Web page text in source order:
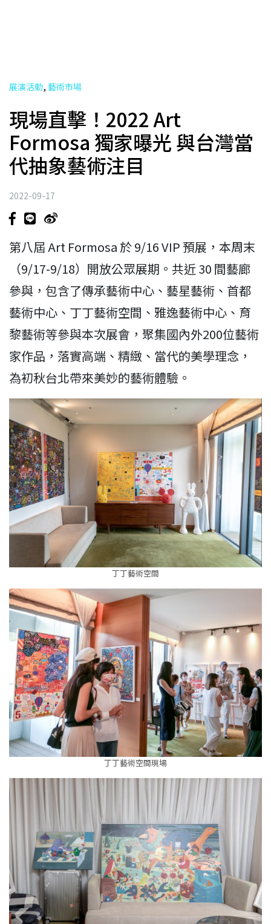
展演活動, 藝術市場
現場直擊！2022 Art
Formosa 獨家曝光 與台灣當
代抽象藝術注目
2022-09-17
第八屆 Art Formosa 於 9/16 VIP 預展，本周末
（9/17-9/18）開放公眾展期。共近 30 間藝廊
參與，包含了傳承藝術中心、藝星藝術、首都
藝術中心、丁丁藝術空間、雅逸藝術中心、育
黎藝術等參與本次展會，聚集國內外200位藝術
家作品，落實高端、精緻、當代的美學理念，
為初秋台北帶來美妙的藝術體驗。
丁丁藝術空間
丁丁藝術空間現場